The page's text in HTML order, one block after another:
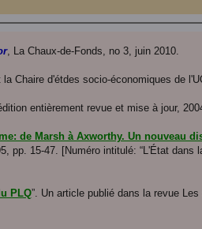
, La Chaux-de-Fonds, no 3, juin 2010.
Chaire d'étdes socio-économiques de
entièrement revue et mise à jour,
de Marsh à Axworthy. Un nouveau
pp. 15-47. [Numéro intitulé: “L'État dans
PLQ”. Un article publié dans la revue